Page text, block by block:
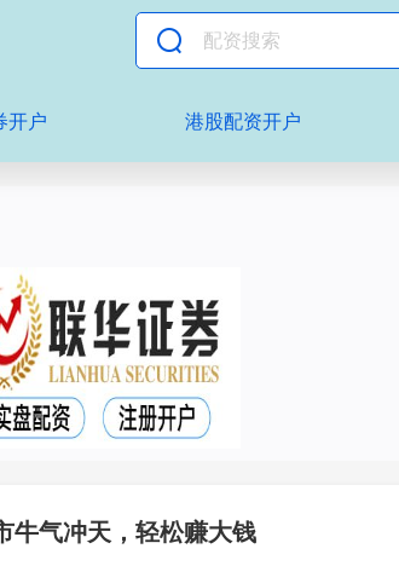
开户 港股配资开户
牛气冲天，轻松赚大钱